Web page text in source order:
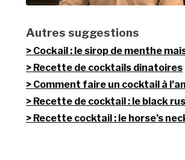
Autres suggestions
Cockail : le sirop de menthe
Recette de cocktails dinatoires
Comment faire un cocktail à
Recette de cocktail : le black
Recette cocktail : le horse’s